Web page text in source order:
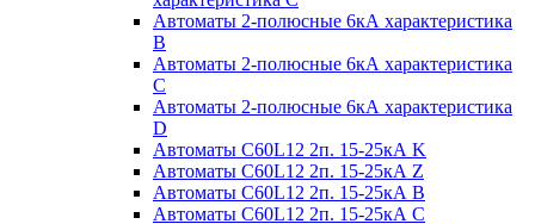
Автоматы 2-полюсные 6кА характеристика
B
Автоматы 2-полюсные 6кА характеристика
C
Автоматы 2-полюсные 6кА характеристика
D
Автоматы C60L12 2п. 15-25кА K
Автоматы C60L12 2п. 15-25кА Z
Автоматы C60L12 2п. 15-25кА B
Автоматы C60L12 2п. 15-25кА C